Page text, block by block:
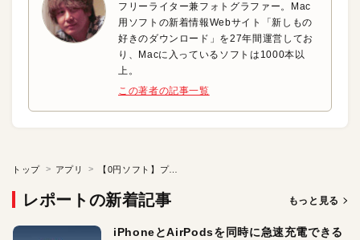
フリーライター兼フォトグラファー。Mac
用ソフトの新着情報Webサイト「新しもの
好きのダウンロード」を27年間運営してお
り、Macに入っているソフトは1000本以
上。
この著者の記事一覧
トップ アプリ 【0円ソフト】プロ品質のスライドショー動画を作成
レポートの新着記事 もっと見る
iPhoneとAirPodsを同時に急速充電できる